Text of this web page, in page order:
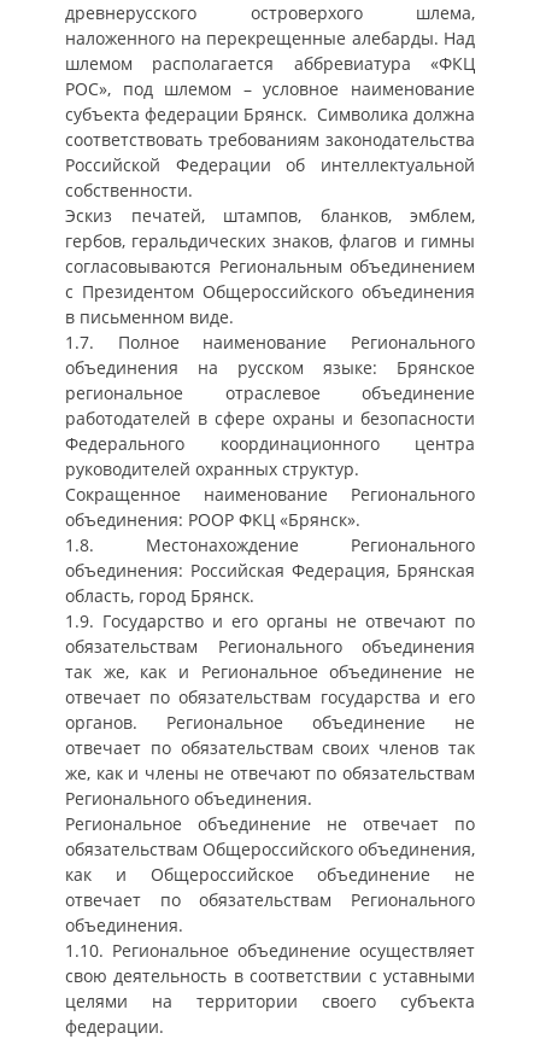
древнерусского островерхого шлема,
наложенного на перекрещенные алебарды. Над
шлемом располагается аббревиатура «ФКЦ
РОС», под шлемом – условное наименование
субъекта федерации Брянск. Символика должна
соответствовать требованиям законодательства
Российской Федерации об интеллектуальной
собственности.
Эскиз печатей, штампов, бланков, эмблем,
гербов, геральдических знаков, флагов и гимны
согласовываются Региональным объединением
с Президентом Общероссийского объединения
в письменном виде.
1.7. Полное наименование Регионального
объединения на русском языке: Брянское
региональное отраслевое объединение
работодателей в сфере охраны и безопасности
Федерального координационного центра
руководителей охранных структур.
Сокращенное наименование Регионального
объединения: РООР ФКЦ «Брянск».
1.8. Местонахождение Регионального
объединения: Российская Федерация, Брянская
область, город Брянск.
1.9. Государство и его органы не отвечают по
обязательствам Регионального объединения
так же, как и Региональное объединение не
отвечает по обязательствам государства и его
органов. Региональное объединение не
отвечает по обязательствам своих членов так
же, как и члены не отвечают по обязательствам
Регионального объединения.
Региональное объединение не отвечает по
обязательствам Общероссийского объединения,
как и Общероссийское объединение не
отвечает по обязательствам Регионального
объединения.
1.10. Региональное объединение осуществляет
свою деятельность в соответствии с уставными
целями на территории своего субъекта
федерации.